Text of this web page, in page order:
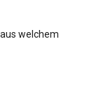
welchem